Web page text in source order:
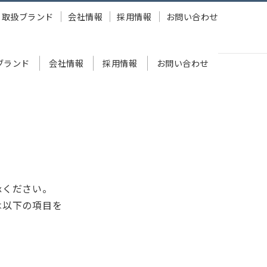
ランド 会社情報 採用情報 お問い合わせ
取扱ブランド 会社情報 採用情報 お問い合わせ
ださい。
下の項目を